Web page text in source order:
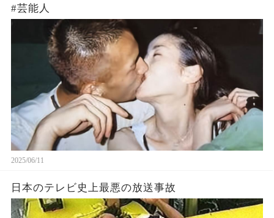
#芸能人
2025/06/11
日本のテレビ史上最悪の放送事故